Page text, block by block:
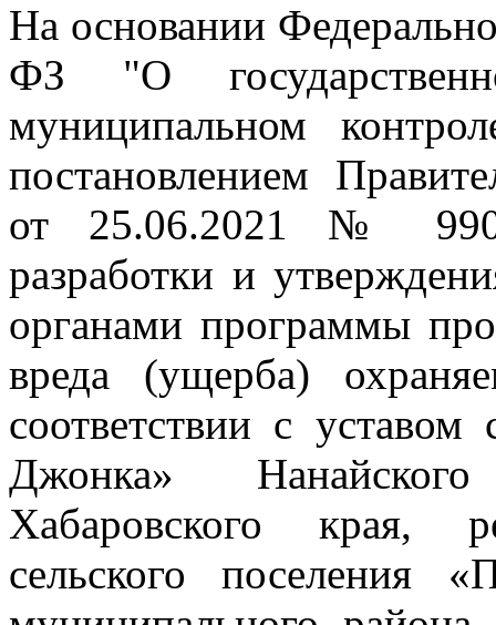
На основании
ФЗ "О
муниципальном
постановлением
от 25.06.2021 № 990
разработки и
органами программы
вреда (ущерба)
соответствии с уставом
Джонка»
Хабаровского края,
сельского поселения